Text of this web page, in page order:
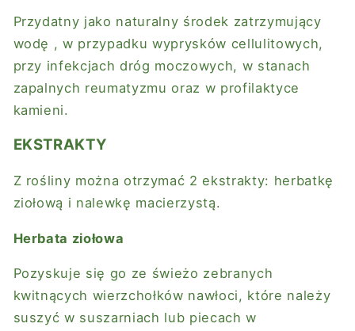
Przydatny jako naturalny środek zatrzymujący
wodę , w przypadkuwyprysków cellulitowych,
przy infekcjach dróg moczowych, w stanach
zapalnych reumatyzmu oraz w profilaktyce
kamieni.
EKSTRAKTY
Z rośliny można otrzymać 2 ekstrakty: herbatkę
ziołową i nalewkę macierzystą.
Herbata ziołowa
Pozyskuje się go ze świeżo zebranych
kwitnących wierzchołków nawłoci, które należy
suszyć w suszarniach lub piecach w